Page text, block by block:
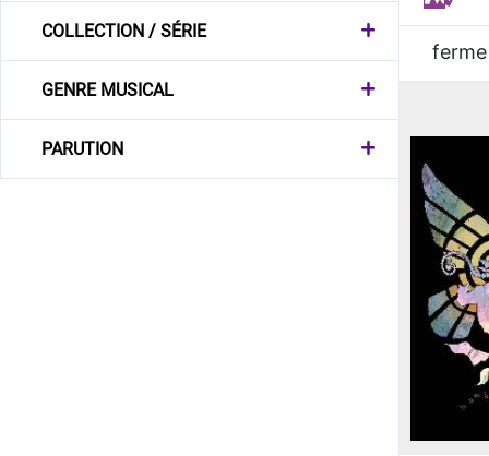
COLLECTION / SÉRIE
GENRE MUSICAL
PARUTION
ferme